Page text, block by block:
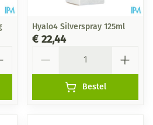
Hyalo4 Silverspray 125ml
€ 22,44
Bestel